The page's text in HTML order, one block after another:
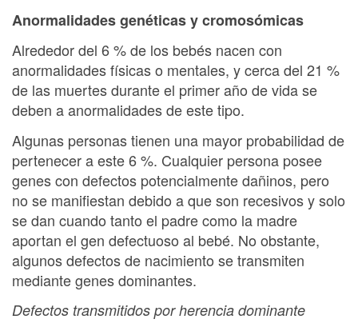
Anormalidades genéticas y cromosómicas
Alrededor del 6 % de los bebés nacen con
anormalidades físicas o mentales, y cerca del 21 %
de las muertes durante el primer año de vida se
deben a anormalidades de este tipo.
Algunas personas tienen una mayor probabilidad de
pertenecer a este 6 %. Cualquier persona posee
genes con defectos potencialmente dañinos, pero
no se manifiestan debido a que son recesivos y solo
se dan cuando tanto el padre como la madre
aportan el gen defectuoso al bebé. No obstante,
algunos defectos de nacimiento se transmiten
mediante genes dominantes.
Defectos transmitidos por herencia dominante